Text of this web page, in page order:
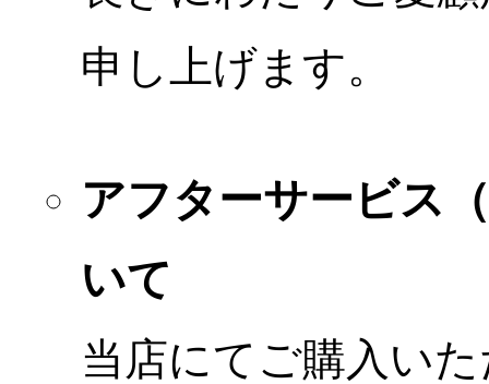
申し上げます。
アフターサービス
いて
当店にてご購入い